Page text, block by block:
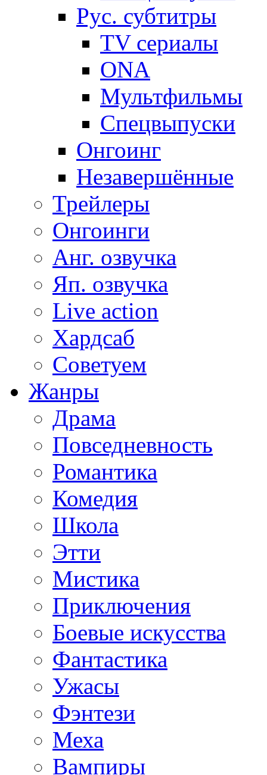
Рус. субтитры
TV сериалы
ONA
Мультфильмы
Спецвыпуски
Онгоинг
Незавершённые
Трейлеры
Онгоинги
Анг. озвучка
Яп. озвучка
Live action
Хардсаб
Советуем
Жанры
Драма
Повседневность
Романтика
Комедия
Школа
Этти
Мистика
Приключения
Боевые искусства
Фантастика
Ужасы
Фэнтези
Меха
Вампиры